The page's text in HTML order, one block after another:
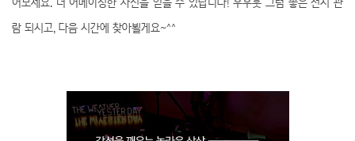
어보세요. 더 어메이징한 사진을 얻을 수 있답니다! 후후훗 그럼 좋은 전시 관
람 되시고, 다음 시간에 찾아뵐게요~^^